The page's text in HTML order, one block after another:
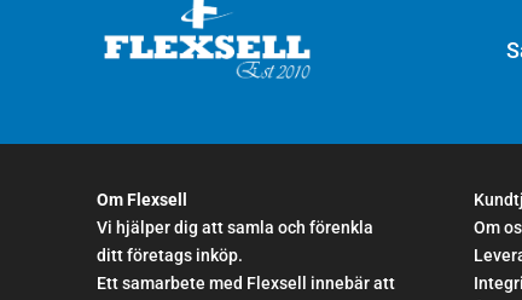
Om Flexsell
Vi hjälper dig att samla och förenkla
ditt företags inköp.
Ett samarbete med Flexsell innebär att
Om